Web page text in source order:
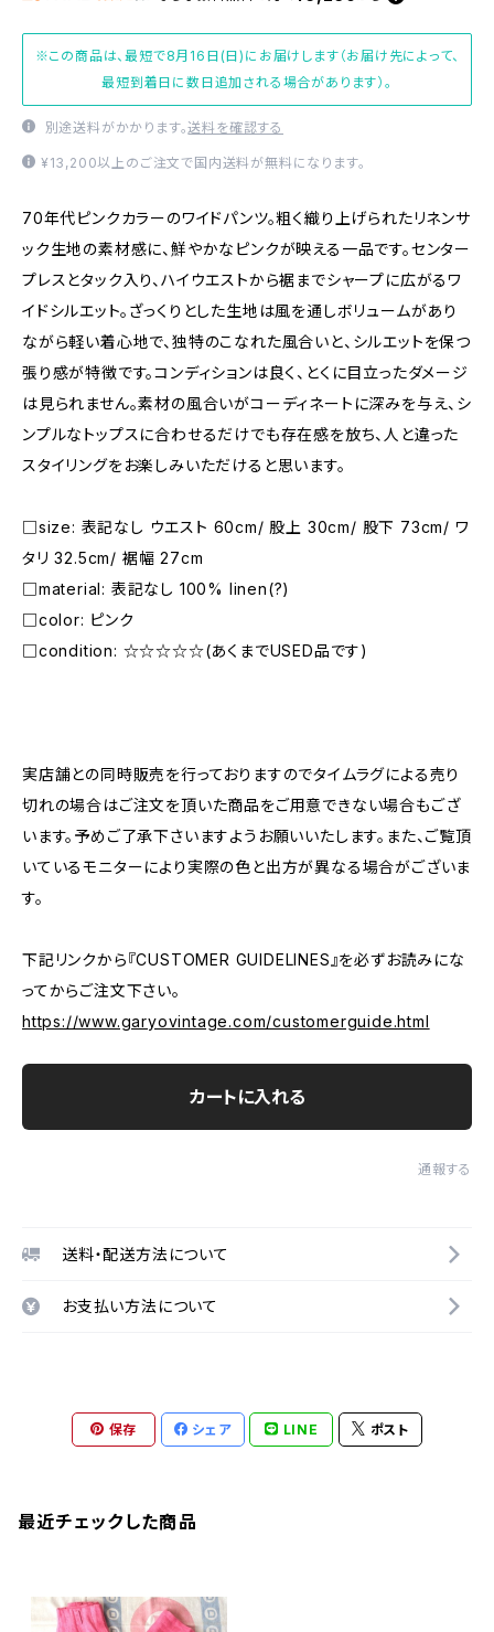
※この商品は、最短で8月16日(日)にお届けします（お届け先によって、
最短到着日に数日追加される場合があります）。
別途送料がかかります。送料を確認する
¥13,200以上のご注文で国内送料が無料になります。
70年代ピンクカラーのワイドパンツ。粗く織り上げられたリネンサ
ック生地の素材感に、鮮やかなピンクが映える一品です。センター
プレスとタック入り、ハイウエストから裾までシャープに広がるワ
イドシルエット。ざっくりとした生地は風を通しボリュームがあり
ながら軽い着心地で、独特のこなれた風合いと、シルエットを保つ
張り感が特徴です。コンディションは良く、とくに目立ったダメージ
は見られません。素材の風合いがコーディネートに深みを与え、シ
ンプルなトップスに合わせるだけでも存在感を放ち、人と違った
スタイリングをお楽しみいただけると思います。
□size: 表記なし ウエスト 60cm/ 股上 30cm/ 股下 73cm/ ワ
タリ 32.5cm/ 裾幅 27cm
□material: 表記なし 100% linen(?)
□color: ピンク
□condition: ☆☆☆☆☆(あくまでUSED品です)
実店舗との同時販売を行っておりますのでタイムラグによる売り
切れの場合はご注文を頂いた商品をご用意できない場合もござ
います。予めご了承下さいますようお願いいたします。また、ご覧頂
いているモニターにより実際の色と出方が異なる場合がございま
す。
下記リンクから『CUSTOMER GUIDELINES』を必ずお読みにな
ってからご注文下さい。
https://www.garyovintage.com/customerguide.html
カートに入れる
通報する
送料・配送方法について
お支払い方法について
保存 シェア LINE ポスト
最近チェックした商品